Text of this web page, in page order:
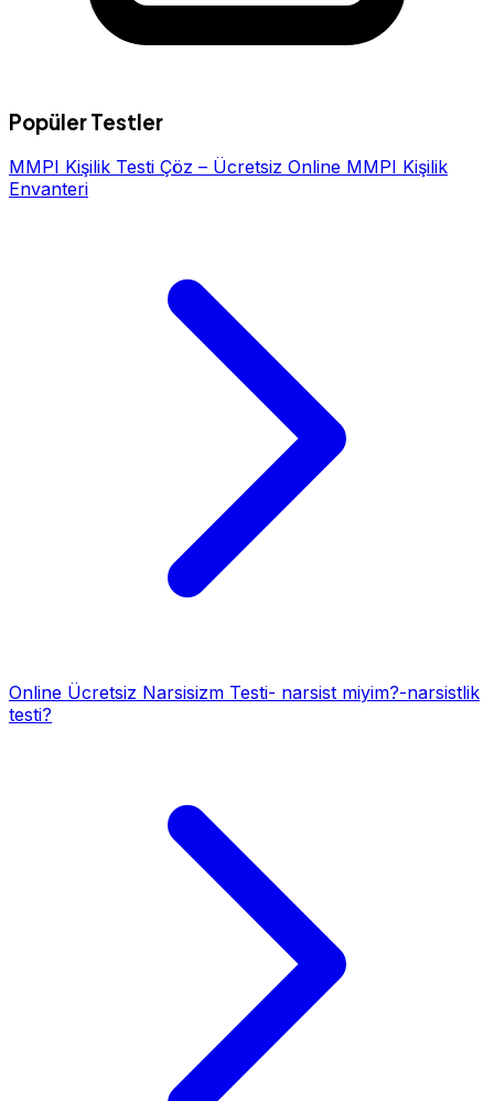
Popüler Testler
MMPI Kişilik Testi Çöz – Ücretsiz Online MMPI Kişilik
Envanteri
Online Ücretsiz Narsisizm Testi- narsist miyim?-narsistlik
testi?